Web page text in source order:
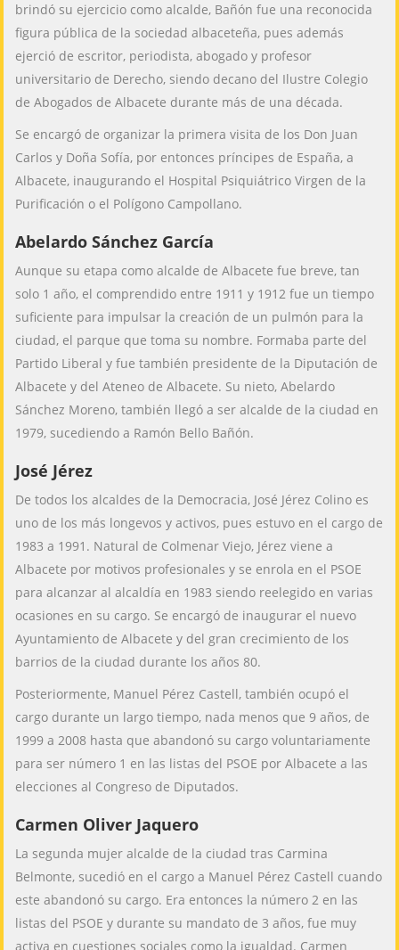
brindó su ejercicio como alcalde, Bañón fue una reconocida
figura pública de la sociedad albaceteña, pues además
ejerció de escritor, periodista, abogado y profesor
universitario de Derecho, siendo decano del Ilustre Colegio
de Abogados de Albacete durante más de una década.
Se encargó de organizar la primera visita de los Don Juan
Carlos y Doña Sofía, por entonces príncipes de España, a
Albacete, inaugurando el Hospital Psiquiátrico Virgen de la
Purificación o el Polígono Campollano.
Abelardo Sánchez García
Aunque su etapa como alcalde de Albacete fue breve, tan
solo 1 año, el comprendido entre 1911 y 1912 fue un tiempo
suficiente para impulsar la creación de un pulmón para la
ciudad, el parque que toma su nombre. Formaba parte del
Partido Liberal y fue también presidente de la Diputación de
Albacete y del Ateneo de Albacete. Su nieto, Abelardo
Sánchez Moreno, también llegó a ser alcalde de la ciudad en
1979, sucediendo a Ramón Bello Bañón.
José Jérez
De todos los alcaldes de la Democracia, José Jérez Colino es
uno de los más longevos y activos, pues estuvo en el cargo de
1983 a 1991. Natural de Colmenar Viejo, Jérez viene a
Albacete por motivos profesionales y se enrola en el PSOE
para alcanzar al alcaldía en 1983 siendo reelegido en varias
ocasiones en su cargo. Se encargó de inaugurar el nuevo
Ayuntamiento de Albacete y del gran crecimiento de los
barrios de la ciudad durante los años 80.
Posteriormente, Manuel Pérez Castell, también ocupó el
cargo durante un largo tiempo, nada menos que 9 años, de
1999 a 2008 hasta que abandonó su cargo voluntariamente
para ser número 1 en las listas del PSOE por Albacete a las
elecciones al Congreso de Diputados.
Carmen Oliver Jaquero
La segunda mujer alcalde de la ciudad tras Carmina
Belmonte, sucedió en el cargo a Manuel Pérez Castell cuando
este abandonó su cargo. Era entonces la número 2 en las
listas del PSOE y durante su mandato de 3 años, fue muy
activa en cuestiones sociales como la igualdad. Carmen